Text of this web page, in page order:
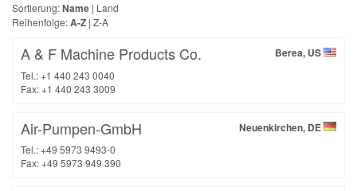
Sortierung:Name | Land
Reihenfolge:A-Z | Z-A
Berea, US
A & F Machine Products Co.
Tel.: +1 440 243 0040
Fax: +1 440 243 3009
Neuenkirchen, DE
Air-Pumpen-GmbH
Tel.: +49 5973 9493-0
Fax: +49 5973 949 390